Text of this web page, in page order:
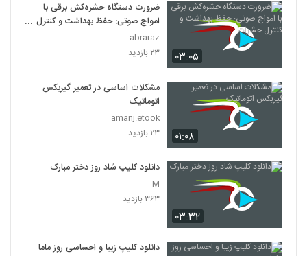
۰۳:۰۵
ضرورت دستگاه حشره‌کش برقی با
امواج صوتی: حفظ بهداشت و کنترل
حشرات
abraraz
۲۳ بازدید
۰۱:۰۸
مشکلات اساسی در تعمیر گیربکس
اتوماتیک
amanj.etook
۲۳ بازدید
۰۳:۳۲
دانلود کلیپ شاد روز دختر مبارک
M
۳۶۳ بازدید
دانلود کلیپ زیبا و احساسی روز ماما